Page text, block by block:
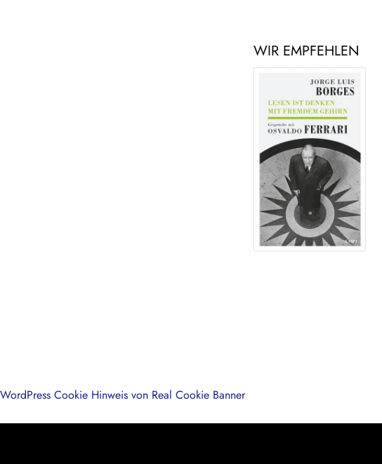
WIR EMPFEHLEN
WordPress Cookie Hinweis von Real Cookie Banner